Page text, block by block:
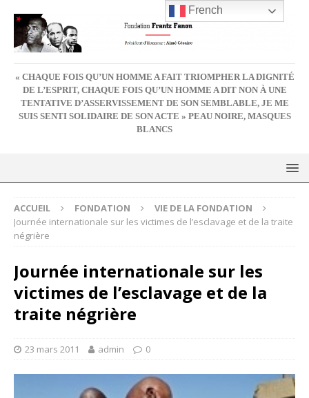
« CHAQUE FOIS QU’UN HOMME A FAIT TRIOMPHER LA DIGNITÉ
DE L’ESPRIT, CHAQUE FOIS QU’UN HOMME A DIT NON À UNE
TENTATIVE D’ASSERVISSEMENT DE SON SEMBLABLE, JE ME
SUIS SENTI SOLIDAIRE DE SON ACTE » PEAU NOIRE, MASQUES
BLANCS
ACCUEIL FONDATION
VIE DE LA FONDATION
Journée internationale sur les victimes de l’esclavage et de la traite
négrière
Journée internationale sur les
victimes de l’esclavage et de la
traite négrière
23 mars 2011 admin 0
French